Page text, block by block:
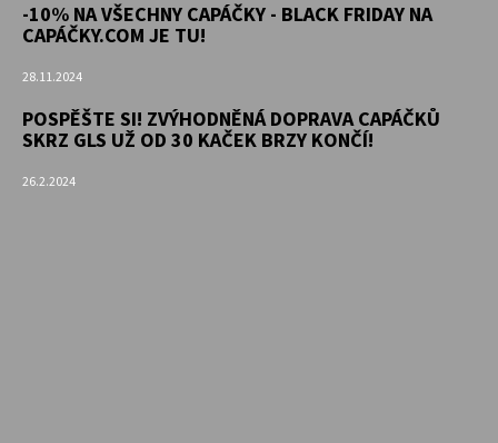
-10% NA VŠECHNY CAPÁČKY - BLACK FRIDAY NA
CAPÁČKY.COM JE TU!
28.11.2024
POSPĚŠTE SI! ZVÝHODNĚNÁ DOPRAVA CAPÁČKŮ
SKRZ GLS UŽ OD 30 KAČEK BRZY KONČÍ!
26.2.2024